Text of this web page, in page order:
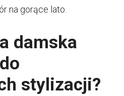
na gorące lato.
damska
stylizacji?